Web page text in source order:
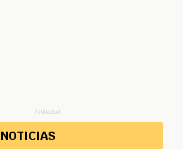
Publicidad